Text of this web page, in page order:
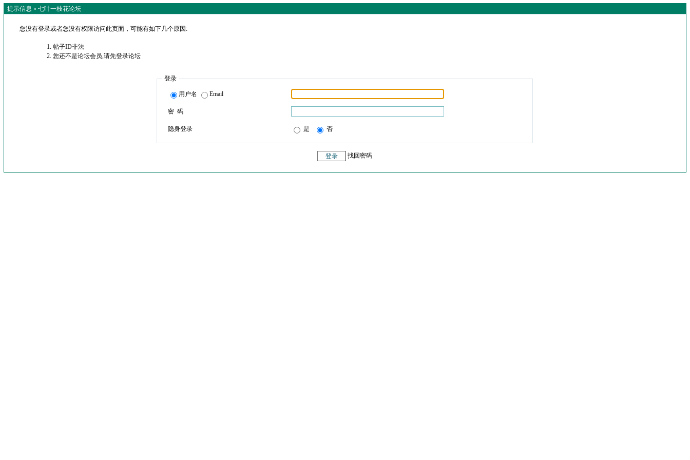
提示信息 » 七叶一枝花论坛
您没有登录或者您没有权限访问此页面，可能有如下几个原因:
帖子ID非法
您还不是论坛会员,请先登录论坛
登录
用户名 Email
密 码
隐身登录 是 否
找回密码